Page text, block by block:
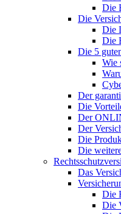
Die
Die
Die
Die
Die 5
Wie
Der
Die
Der
Der
Die
Die
Das
Die
Die